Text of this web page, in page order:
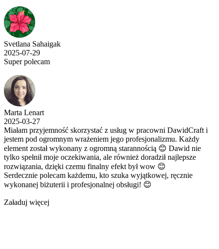
Svetlana Sahaigak
2025-07-29
Super polecam
Marta Lenart
2025-03-27
Miałam przyjemność skorzystać z usług w pracowni DawidCraft i
jestem pod ogromnym wrażeniem jego profesjonalizmu. Każdy
element został wykonany z ogromną starannością 😊 Dawid nie
tylko spełnił moje oczekiwania, ale również doradził najlepsze
rozwiązania, dzięki czemu finalny efekt był wow 😊
Serdecznie polecam każdemu, kto szuka wyjątkowej, ręcznie
wykonanej biżuterii i profesjonalnej obsługi! 😊
Załaduj więcej